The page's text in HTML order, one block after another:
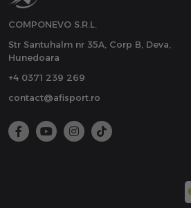
COMPONEVO S.R.L.
Str Santuhalm nr 35A, Corp B, Deva,
Hunedoara
+4 0371 239 269
contact@afisport.ro